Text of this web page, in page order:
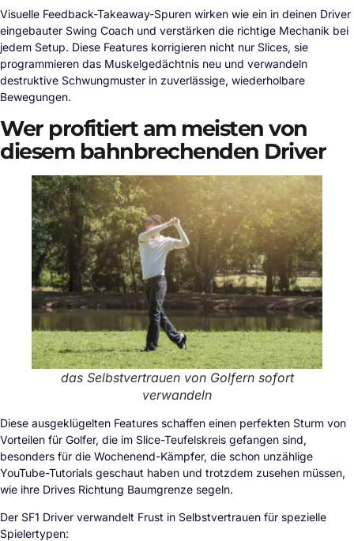
Visuelle Feedback-Takeaway-Spuren wirken wie ein in deinen Driver
eingebauter Swing Coach und verstärken die richtige Mechanik bei
jedem Setup. Diese Features korrigieren nicht nur Slices, sie
programmieren das Muskelgedächtnis neu und verwandeln
destruktive Schwungmuster in zuverlässige, wiederholbare
Bewegungen.
Wer profitiert am meisten von
diesem bahnbrechenden Driver
das Selbstvertrauen von Golfern sofort
verwandeln
Diese ausgeklügelten Features schaffen einen perfekten Sturm von
Vorteilen für Golfer, die im Slice-Teufelskreis gefangen sind,
besonders für die Wochenend-Kämpfer, die schon unzählige
YouTube-Tutorials geschaut haben und trotzdem zusehen müssen,
wie ihre Drives Richtung Baumgrenze segeln.
Der SF1 Driver verwandelt Frust in Selbstvertrauen für spezielle
Spielertypen: